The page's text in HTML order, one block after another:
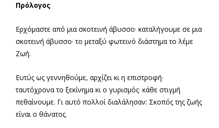
Πρόλογος
Ερχόμαστε από μια σκοτεινή άβυσσο· καταλήγουμε σε μια
σκοτεινή άβυσσο· το μεταξύ φωτεινό διάστημα το λέμε
Ζωή.
Ευτύς ως γεννηθούμε, αρχίζει κι η επιστροφή·
ταυτόχρονα το ξεκίνημα κι ο γυρισμός· κάθε στιγμή
πεθαίνουμε. Γι αυτό πολλοί διαλάλησαν: Σκοπός της ζωής
είναι ο θάνατος.